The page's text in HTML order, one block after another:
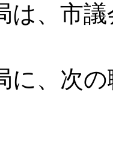
、市議
、次の